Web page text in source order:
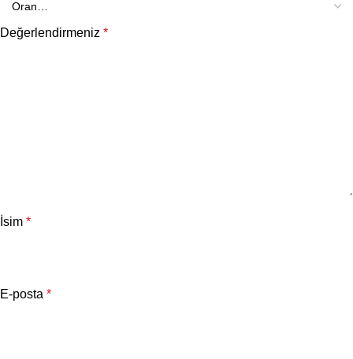
Değerlendirmeniz *
İsim *
E-posta *